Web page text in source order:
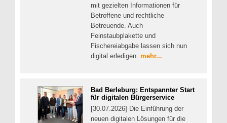
mit gezielten Informationen für
Betroffene und rechtliche
Betreuende. Auch
Feinstaubplakette und
Fischereiabgabe lassen sich nun
digital erledigen. mehr...
Bad Berleburg: Entspannter Start
für digitalen Bürgerservice
[30.07.2026] Die Einführung der
neuen digitalen Lösungen für die